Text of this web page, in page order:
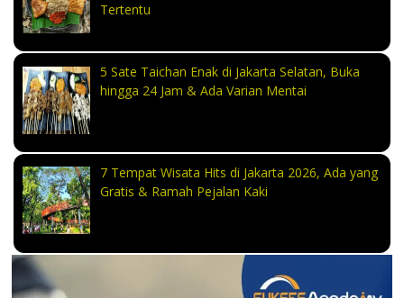
Tertentu
5 Sate Taichan Enak di Jakarta Selatan, Buka
hingga 24 Jam & Ada Varian Mentai
7 Tempat Wisata Hits di Jakarta 2026, Ada yang
Gratis & Ramah Pejalan Kaki